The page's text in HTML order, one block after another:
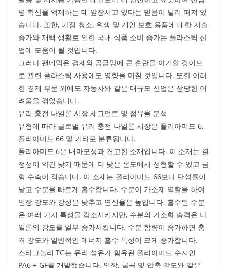
병 확산을 억제하는 데 앞장서고 있다는 믿음이 널리 퍼져 있
습니다. 또한, 가정 청소, 위생 및 개인 보호 용품에 대한 지출
증가와 재택 생활로 인한 국내 식품 소비 증가는 플라스틱 산
업에 도움이 될 것입니다.
그러나 팬데믹은 경제와 공급망에 큰 혼란을 야기할 것이므
로 관련 플라스틱 사용에도 영향을 미칠 것입니다. 또한 이러
한 경제 부문 외에도 자동차와 같은 대규모 산업은 상당한 어
려움을 겪었습니다.
유리 충전 나일론 시장 세그먼트 및 점유율 분석
유형에 따라 글로벌 유리 충전 나일론 시장은 폴리아미드 6,
폴리아미드 66 및 기타로 분류됩니다.
폴리아미드 6은 내마모성과 견고한 소재입니다. 이 소재는 결
정성이 약간 낮기 때문에 더 낮은 온도에서 성형할 수 있고 금
형 수축이 적습니다. 이 소재는 폴리아미드 66보다 탄성률이
낮고 수분을 빠르게 흡수합니다. 수분이 가소제 역할을 하여
인장 강도와 강성은 낮추고 연신율은 높입니다. 흡수된 수분
은 여러 가지 특성을 감소시키지만, 수분의 가소화 충격은 나
일론의 강도를 일부 증가시킵니다. 수분 함량이 증가하면 충
격 강도와 일반적인 에너지 흡수 특성이 크게 증가합니다.
스타그놀리 TG는 유리 섬유가 함유된 폴리아미드 수지인
PA6 + GF를 개발했습니다. 인장, 굴곡 및 압축 강도와 같은